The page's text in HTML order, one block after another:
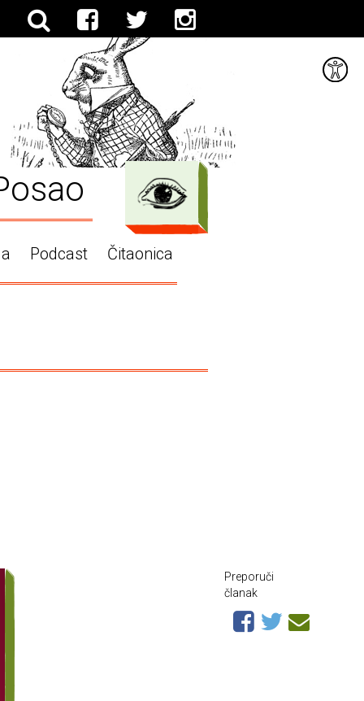
Podcast Čitaonica
Preporuči
članak